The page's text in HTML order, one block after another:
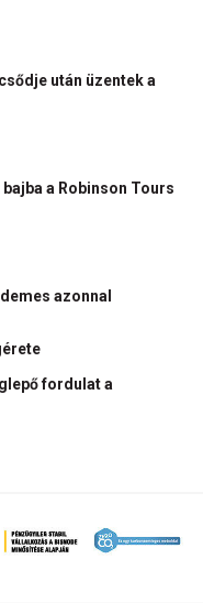
után üzentek a
a Robinson Tours
azonnal
fordulat a